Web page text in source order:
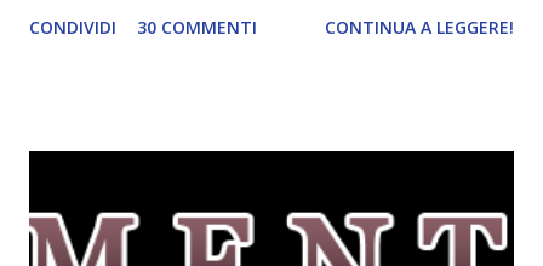
io. Lo scopo della rubrica è mostrarvi tre libri della mia
Per l'amica Leslie, Gwendolyn è una ragazza fortunata:
quanti possono dire di abitare in un palazzo antico nel
CONDIVIDI 30 COMMENTI CONTINUA A LEGGERE!